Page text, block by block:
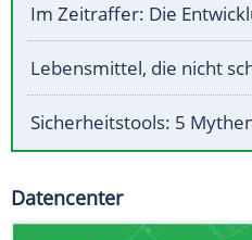
Im Zeitraffer: Die
Lebensmittel, die nicht
Sicherheitstools: 5
Datencenter